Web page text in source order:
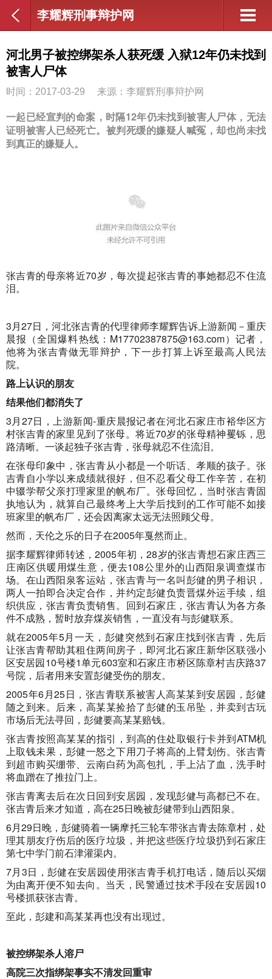
李耀辉刑事辩护网
河北男子被控绑架杀人获死缓 入狱12年仍未找到
被害人尸体
时间：2017-03-29 来源：李耀辉刑事辩护网
一起已经宣判的命案，时隔12年仍未找到被害人尸体，无法
证明被害人已经死亡。被判死缓的嫌疑人喊冤，却也尚未找
到真正的嫌疑人。
张吉青的母亲将近70岁，每次提起张吉青的事她都忍不住流
泪。
3月27日，河北张吉青的代理律师李耀辉告诉上游新闻－重庆
晨报（全国爆料热线： M17702387875@163.com）记者，
他将为张吉青做无罪辩护，下一步打算上诉至最高人民法
院。
路上认识的朋友
结果他们都消失了
3月27日，上游新闻-重庆晨报记者在河北石家庄市裕华区方
村张吉青的家里见到了张母。将近70岁的张母精神矍铄，思
路清晰。一谈起独子张吉青，张母就忍不住流泪。
在张母印象中，张吉青从小都是一个听话、孝顺的孩子。张
吉青自小学以来成绩就很好，但不忍看父母工作辛苦，在初
中辍学帮父亲打理家里的帆布厂。张母回忆，当时张吉青固
执地认为，就算自己最终考上大学后找到的工作可能不如接
班家里的帆布厂，还会因离家太远无法照顾父母。
然而，天伦之乐的日子在2005年戛然而止。
据李耀辉律师转述，2005年初，28岁的张吉青想石家庄西三
庄南区供暖用煤生意，便去108公里外的山西阳泉调查煤市
场。在山西阳泉客运站，张吉青与一名叫彭健的男子相识，
两人一拍即合决定合作，并约定彭健负责晋煤外运手续，组
织供应，张吉青负责销售。回到石家庄，张吉青认为各方条
件不成熟，暂时放弃煤炭销售，一直没有与彭健联系。
就在2005年5月一天，彭健突然到石家庄找到张吉青，先后
让张吉青帮助其租住两间房子，即河北石家庄新华区联强小
区安居园10号楼1单元603室和石家庄市桥区陈章村吉庆路37
号院，后者用来安置彭健受伤的朋友。
2005年6月25日，张吉青联系被害人高某某到安居园，彭健
随之到来。后来，高某某捡拾了彭健的玉吊坠，并卖到古玩
市场后无法寻回，彭健要高某某赔钱。
张吉青按照高某某的指引，到高的住处取银行卡并到ATM机
上取钱未果，彭健一怒之下用刀子将高的上臂划伤。张吉青
到超市购买绷带、云南白药为高包扎，手上沾了血，洗手时
将血蹭在了推拉门上。
张吉青离去后在次日回到安居园，发现彭健与高都已不在。
张吉青后来才知道，高在25日晚被彭健带到山西阳泉。
6月29日晚，彭健骑着一辆摩托三轮车带张吉青去陈章村，处
理其朋友疗伤后的医疗垃圾，并把这些医疗垃圾扔到石家庄
第七中学门前石津灌渠内。
7月3日，彭健在安居园使用张吉青手机打电话，随后以买烟
为由离开便不知去向。当天，民警通过技术手段在安居园10
号楼抓获张吉青。
至此，彭建和高某某再也没有出现过。
被控绑架杀人溶尸
高院三次指绑架事实不清发回重审